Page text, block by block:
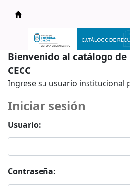
Catálogo en línea
Bienvenido al catálogo
CECC
Ingrese su usuario institucional
Iniciar sesión
Usuario:
Contraseña: